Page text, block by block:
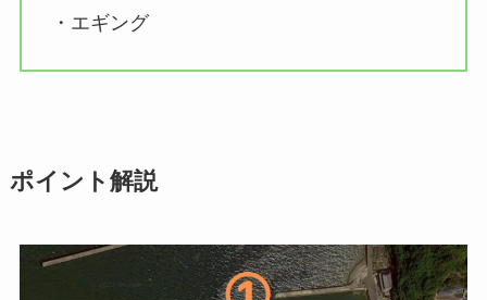
・エギング
ポイント解説